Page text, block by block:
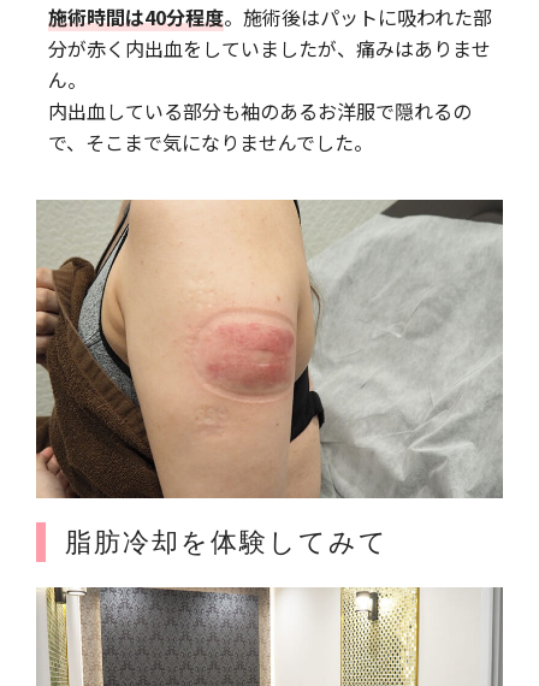
施術時間は40分程度。施術後はパットに吸われた部
分が赤く内出血をしていましたが、痛みはありませ
ん。
内出血している部分も袖のあるお洋服で隠れるの
で、そこまで気になりませんでした。
脂肪冷却を体験してみて